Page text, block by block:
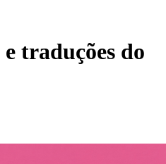
traduções do